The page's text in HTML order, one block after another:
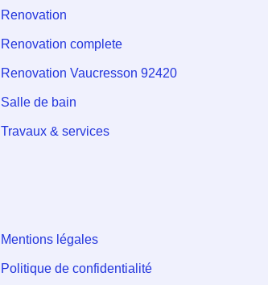
Renovation
Renovation complete
Renovation Vaucresson 92420
Salle de bain
Travaux & services
Mentions légales
Politique de confidentialité